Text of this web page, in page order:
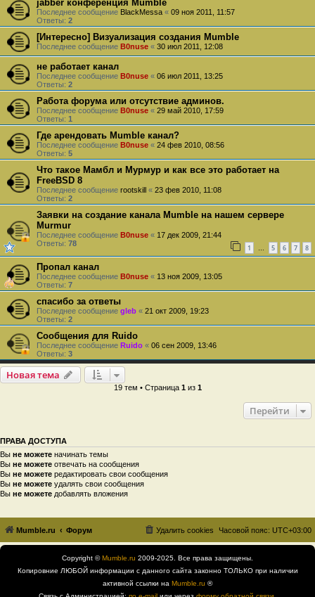
jabber конференция Mumble
Последнее сообщение BlackMessa « 09 ноя 2011, 11:57
Ответы: 2
[Интересно] Визуализация создания Mumble
Последнее сообщение B0nuse « 30 июл 2011, 12:08
не работает канал
Последнее сообщение B0nuse « 06 июл 2011, 13:25
Ответы: 2
Работа форума или отсутствие админов.
Последнее сообщение B0nuse « 29 май 2010, 17:59
Ответы: 1
Где арендовать Mumble канал?
Последнее сообщение B0nuse « 24 фев 2010, 08:56
Ответы: 5
Что такое Мамбл и Мурмур и как все это работает на
FreeBSD 8
Последнее сообщение rootskill « 23 фев 2010, 11:08
Ответы: 2
Заявки на создание канала Mumble на нашем сервере
Murmur
Последнее сообщение B0nuse « 17 дек 2009, 21:44
Ответы: 78 1 … 5 6 7 8
Пропал канал
Последнее сообщение B0nuse « 13 ноя 2009, 13:05
Ответы: 7
спасибо за ответы
Последнее сообщение gleb « 21 окт 2009, 19:23
Ответы: 2
Сообщения для Ruido
Последнее сообщение Ruido « 06 сен 2009, 13:46
Ответы: 3
Новая тема
19 тем • Страница 1из 1
Перейти
ПРАВА ДОСТУПА
Вы не можете начинать темы
Вы не можете отвечать на сообщения
Вы не можете редактировать свои сообщения
Вы не можете удалять свои сообщения
Вы не можете добавлять вложения
Mumble.ru Форум Часовой пояс: UTC+03:00
Удалить cookies
Copyright ©Mumble.ru 2009-2025. Все права защищены.
Копировние ЛЮБОЙ информации с данного сайта законно ТОЛЬКО при наличии
активной ссылки на Mumble.ru ®